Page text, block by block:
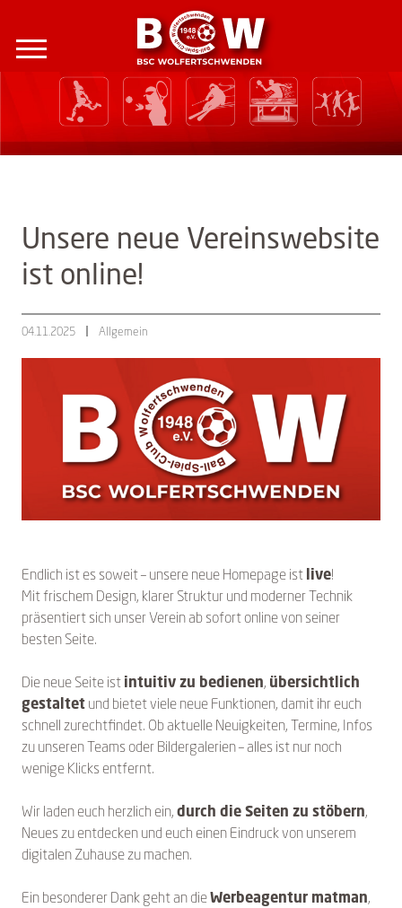
Unsere neue Vereinswebsite
ist online!
04.11.2025 Allgemein
Endlich ist es soweit – unsere neue Homepage ist live!
Mit frischem Design, klarer Struktur und moderner Technik
präsentiert sich unser Verein ab sofort online von seiner
besten Seite.
Die neue Seite ist intuitiv zu bedienen, übersichtlich
gestaltet und bietet viele neue Funktionen, damit ihr euch
schnell zurechtfindet. Ob aktuelle Neuigkeiten, Termine, Infos
zu unseren Teams oder Bildergalerien – alles ist nur noch
wenige Klicks entfernt.
Wir laden euch herzlich ein, durch die Seiten zu stöbern,
Neues zu entdecken und euch einen Eindruck von unserem
digitalen Zuhause zu machen.
Ein besonderer Dank geht an dieWerbeagentur matman,